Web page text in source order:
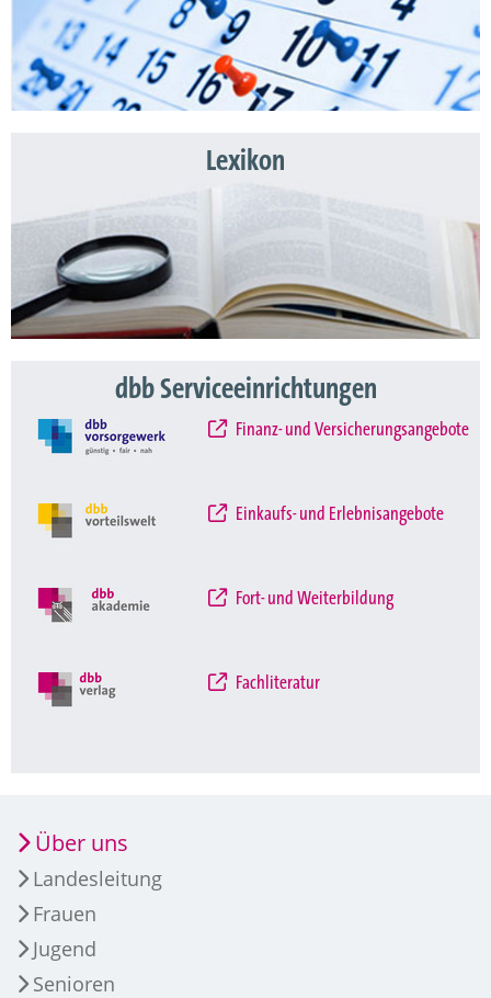
Lexikon
dbb Serviceeinrichtungen
Finanz- und Versicherungsangebote
Einkaufs- und Erlebnisangebote
Fort- und Weiterbildung
Fachliteratur
Über uns
Landesleitung
Frauen
Jugend
Senioren